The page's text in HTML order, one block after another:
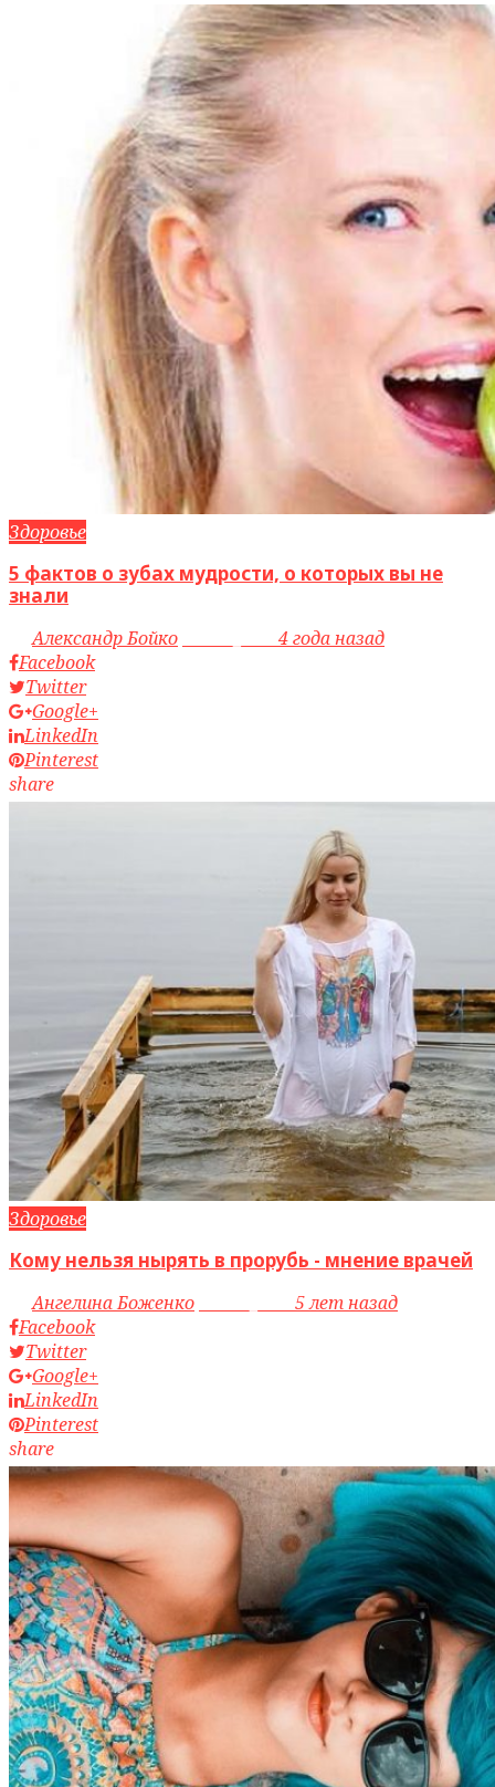
Здоровье
5 фактов о зубах мудрости, о которых вы не
знали
byАлександр Бойко
4 года назад
Facebook
Twitter
Google+
LinkedIn
Pinterest
share
Здоровье
Кому нельзя нырять в прорубь - мнение врачей
byАнгелина Боженко
5 лет назад
Facebook
Twitter
Google+
LinkedIn
Pinterest
share